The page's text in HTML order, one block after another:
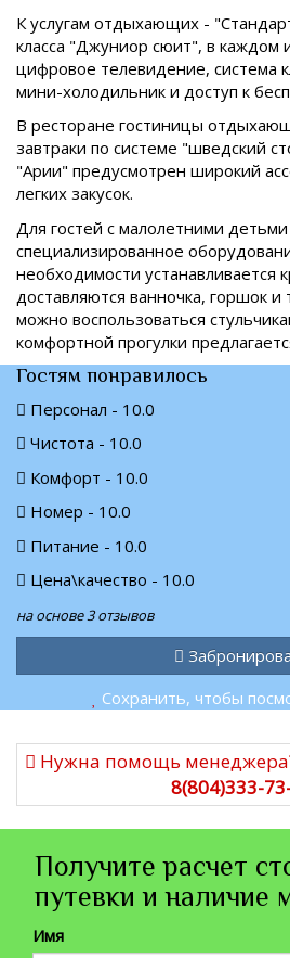
К услугам отдыхающих -
класса "Джуниор сюит", в каждом
цифровое телевидение, система
мини-холодильник и доступ к
В ресторане гостиницы
завтраки по системе "шведский
"Арии" предусмотрен широкий
легких закусок.
Для гостей с малолетними детьми
специализированное
необходимости устанавливается
доставляются ванночка, горшок
можно воспользоваться
комфортной прогулки
Гостям понравилось
Персонал - 10.0
Чистота - 10.0
Комфорт - 10.0
Номер - 10.0
Питание - 10.0
Цена\качество - 10.0
на основе 3 отзывов
Сохранить, чтобы
Нужна помощь
8(804)333-
Получите расчет
путевки и наличие
Имя